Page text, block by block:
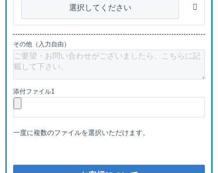
選択してください
その他（入力自由）
添付ファイル1
一度に複数のファイルを選択いただけます。